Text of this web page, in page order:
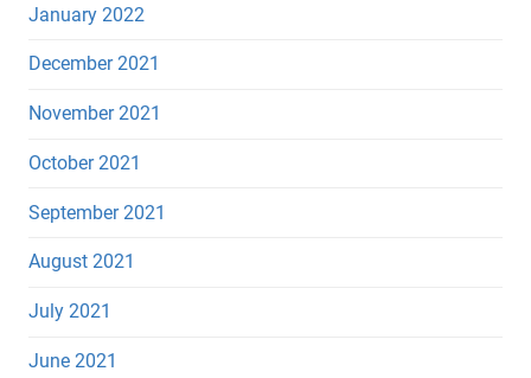
January 2022
December 2021
November 2021
October 2021
September 2021
August 2021
July 2021
June 2021